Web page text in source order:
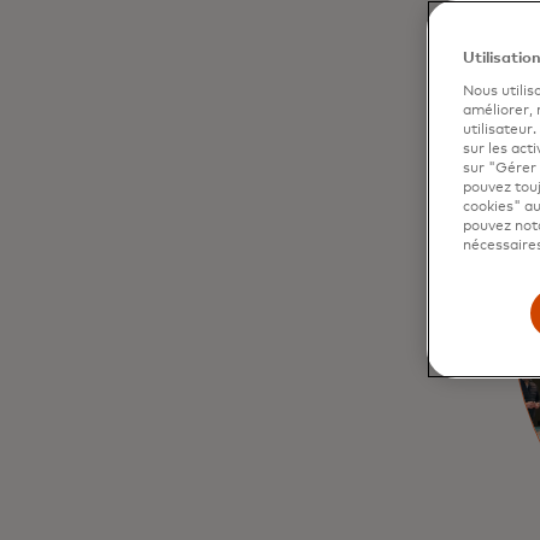
Nous
améliorer,
utilisateur.
sur les
sur "Gérer
pouvez
cookies"
pouvez